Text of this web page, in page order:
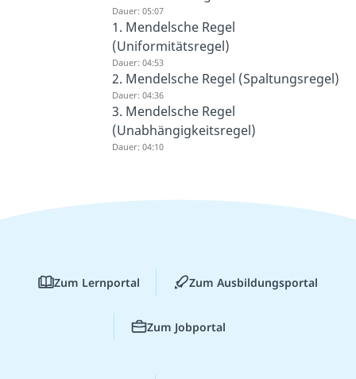
Dauer: 05:07
1. Mendelsche Regel
(Uniformitätsregel)
Dauer: 04:53
2. Mendelsche Regel (Spaltungsregel)
Dauer: 04:36
3. Mendelsche Regel
(Unabhängigkeitsregel)
Dauer: 04:10
Zum Lernportal Zum Ausbildungsportal
Zum Jobportal